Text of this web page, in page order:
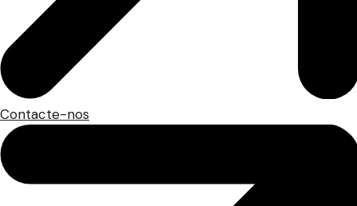
Contacte-nos